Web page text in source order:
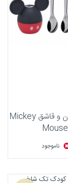
ست نمکدان و قاشق Mickey
Mouse
ناموجود